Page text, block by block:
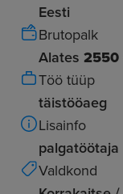
Eesti
Brutopalk
Alates 2550
Töö tüüp
täistööaeg
Lisainfo
palgatöötaja
Valdkond